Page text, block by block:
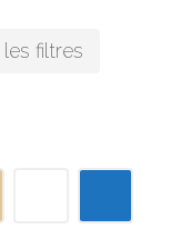
les filtres